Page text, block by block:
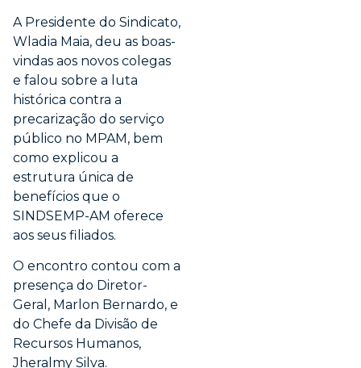
A Presidente do Sindicato,
Wladia Maia, deu as boas-
vindas aos novos colegas
e falou sobre a luta
histórica contra a
precarização do serviço
público no MPAM, bem
como explicou a
estrutura única de
benefícios que o
SINDSEMP-AM oferece
aos seus filiados.
O encontro contou com a
presença do Diretor-
Geral, Marlon Bernardo, e
do Chefe da Divisão de
Recursos Humanos,
Jheralmy Silva.